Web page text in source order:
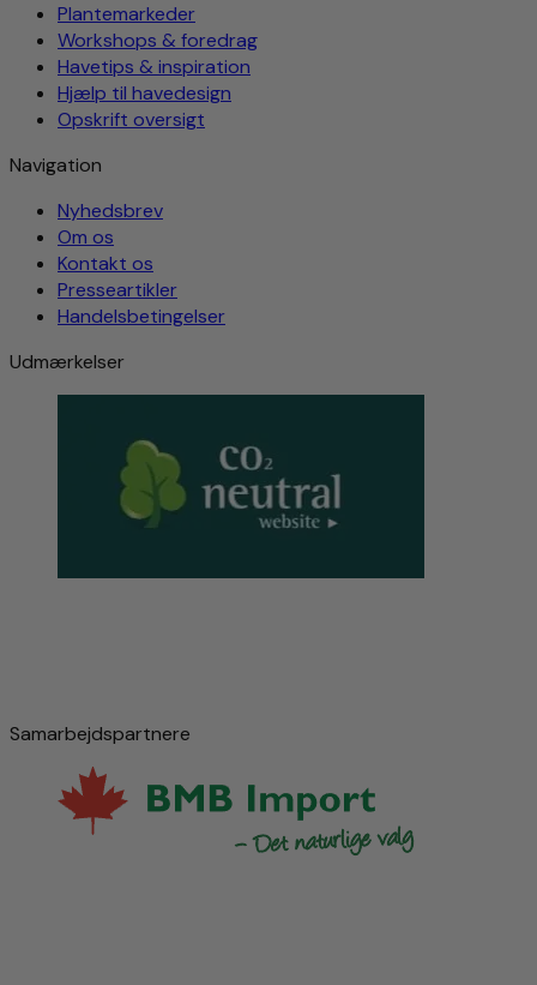
Plantemarkeder
Workshops & foredrag
Havetips & inspiration
Hjælp til havedesign
Opskrift oversigt
Navigation
Nyhedsbrev
Om os
Kontakt os
Presseartikler
Handelsbetingelser
Udmærkelser
Samarbejdspartnere